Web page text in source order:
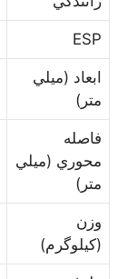
ESP
ﺍﺑﻌﺎﺩ (ﻣﻴﻠﻲ
ﻣﺘﺮ)
ﻓﺎﺻﻠﻪ
ﻣﺤﻮﺭﻱ (ﻣﻴﻠﻲ
ﻣﺘﺮ)
ﻭﺯﻥ
(ﻛﻴﻠﻮﮔﺮﻡ)